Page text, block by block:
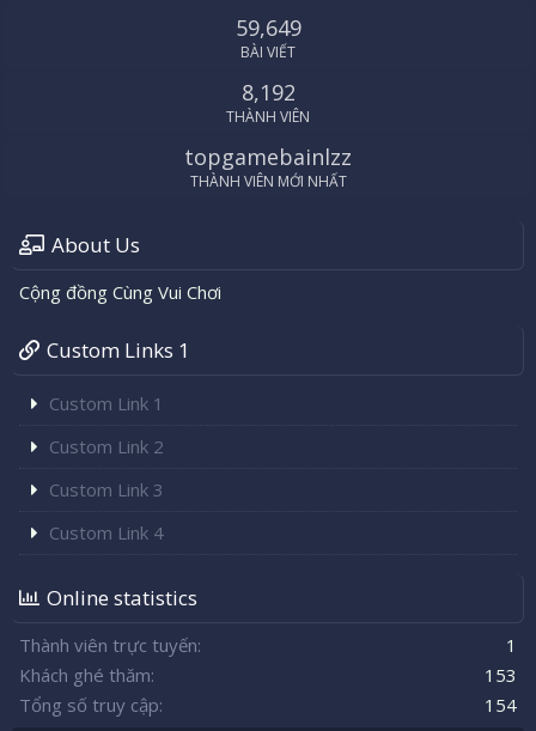
59,649
BÀI VIẾT
8,192
THÀNH VIÊN
topgamebainlzz
THÀNH VIÊN MỚI NHẤT
About Us
Cộng đồng Cùng Vui Chơi
Custom Links 1
Custom Link 1
Custom Link 2
Custom Link 3
Custom Link 4
Online statistics
Thành viên trực tuyến
1
Khách ghé thăm
153
Tổng số truy cập
154